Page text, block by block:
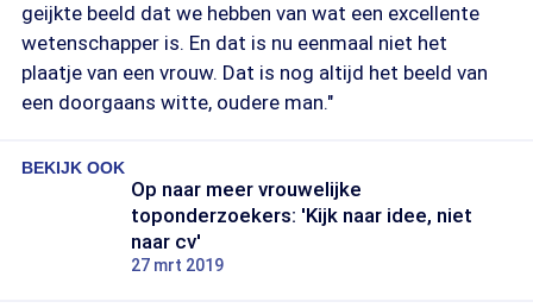
geijkte beeld dat we hebben van wat een excellente
wetenschapper is. En dat is nu eenmaal niet het
plaatje van een vrouw. Dat is nog altijd het beeld van
een doorgaans witte, oudere man."
BEKIJK OOK
Op naar meer vrouwelijke
toponderzoekers: 'Kijk naar idee, niet
naar cv'
27 mrt 2019